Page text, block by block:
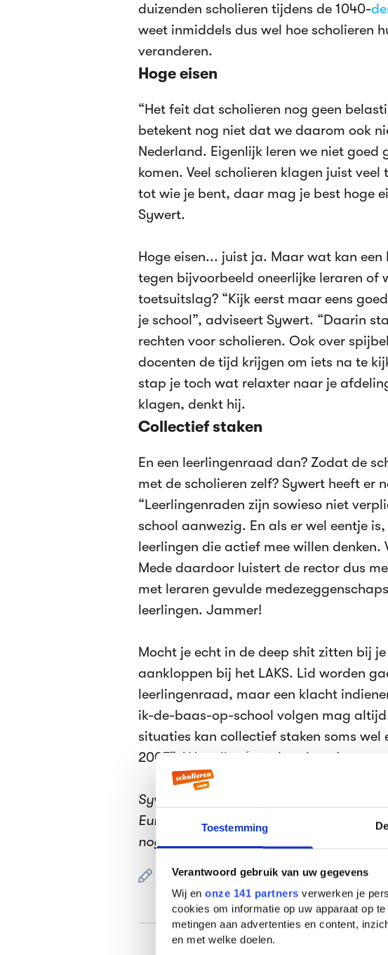
Toestemming
Verantwoord gebruik van uw gegevens
Wij en onze 141 partners verwerken je
cookies om informatie op uw apparaat op
metingen aan advertenties en content,
en met welke doelen.
duizenden scholieren tijdens de 1040-
weet inmiddels dus wel hoe scholieren
veranderen.
Hoge eisen
“Het feit dat scholieren nog geen
betekent nog niet dat we daarom ook
Nederland. Eigenlijk leren we niet goed
komen. Veel scholieren klagen juist
tot wie je bent, daar mag je best hoge
Sywert.
Hoge eisen... juist ja. Maar wat kan een
tegen bijvoorbeeld oneerlijke leraren of
toetsuitslag? “Kijk eerst maar eens
je school”, adviseert Sywert. “Daarin
rechten voor scholieren. Ook over
docenten de tijd krijgen om iets na te
stap je toch wat relaxter naar je
klagen, denkt hij.
Collectief staken
En een leerlingenraad dan? Zodat de
met de scholieren zelf? Sywert heeft er
“Leerlingenraden zijn sowieso niet
school aanwezig. En als er wel eentje
leerlingen die actief mee willen denken.
Mede daardoor luistert de rector dus
met leraren gevulde
leerlingen. Jammer!
Mocht je echt in de deep shit zitten bij
aankloppen bij het LAKS. Lid worden
leerlingenraad, maar een klacht
ik-de-baas-op-school volgen mag
situaties kan collectief staken soms wel
2007”. We zullen ‘t onthouden. Je weet
Sywert van Lienden studeert inmiddels
Europese Studies. En hij is columnist bij
nog altijd nieuwe bestuursleden,
Gepubliceerd op 28 februari 2010